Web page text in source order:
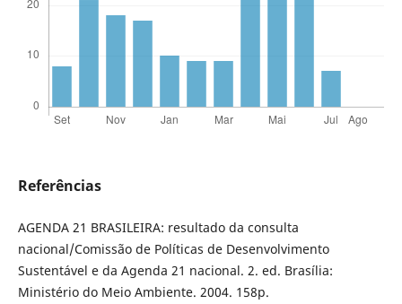
Referências
AGENDA 21 BRASILEIRA: resultado da consulta
nacional/Comissão de Políticas de Desenvolvimento
Sustentável e da Agenda 21 nacional. 2. ed. Brasília:
Ministério do Meio Ambiente. 2004. 158p.